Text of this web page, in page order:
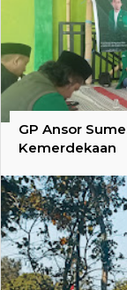
GP Ansor
Kemerdekaan